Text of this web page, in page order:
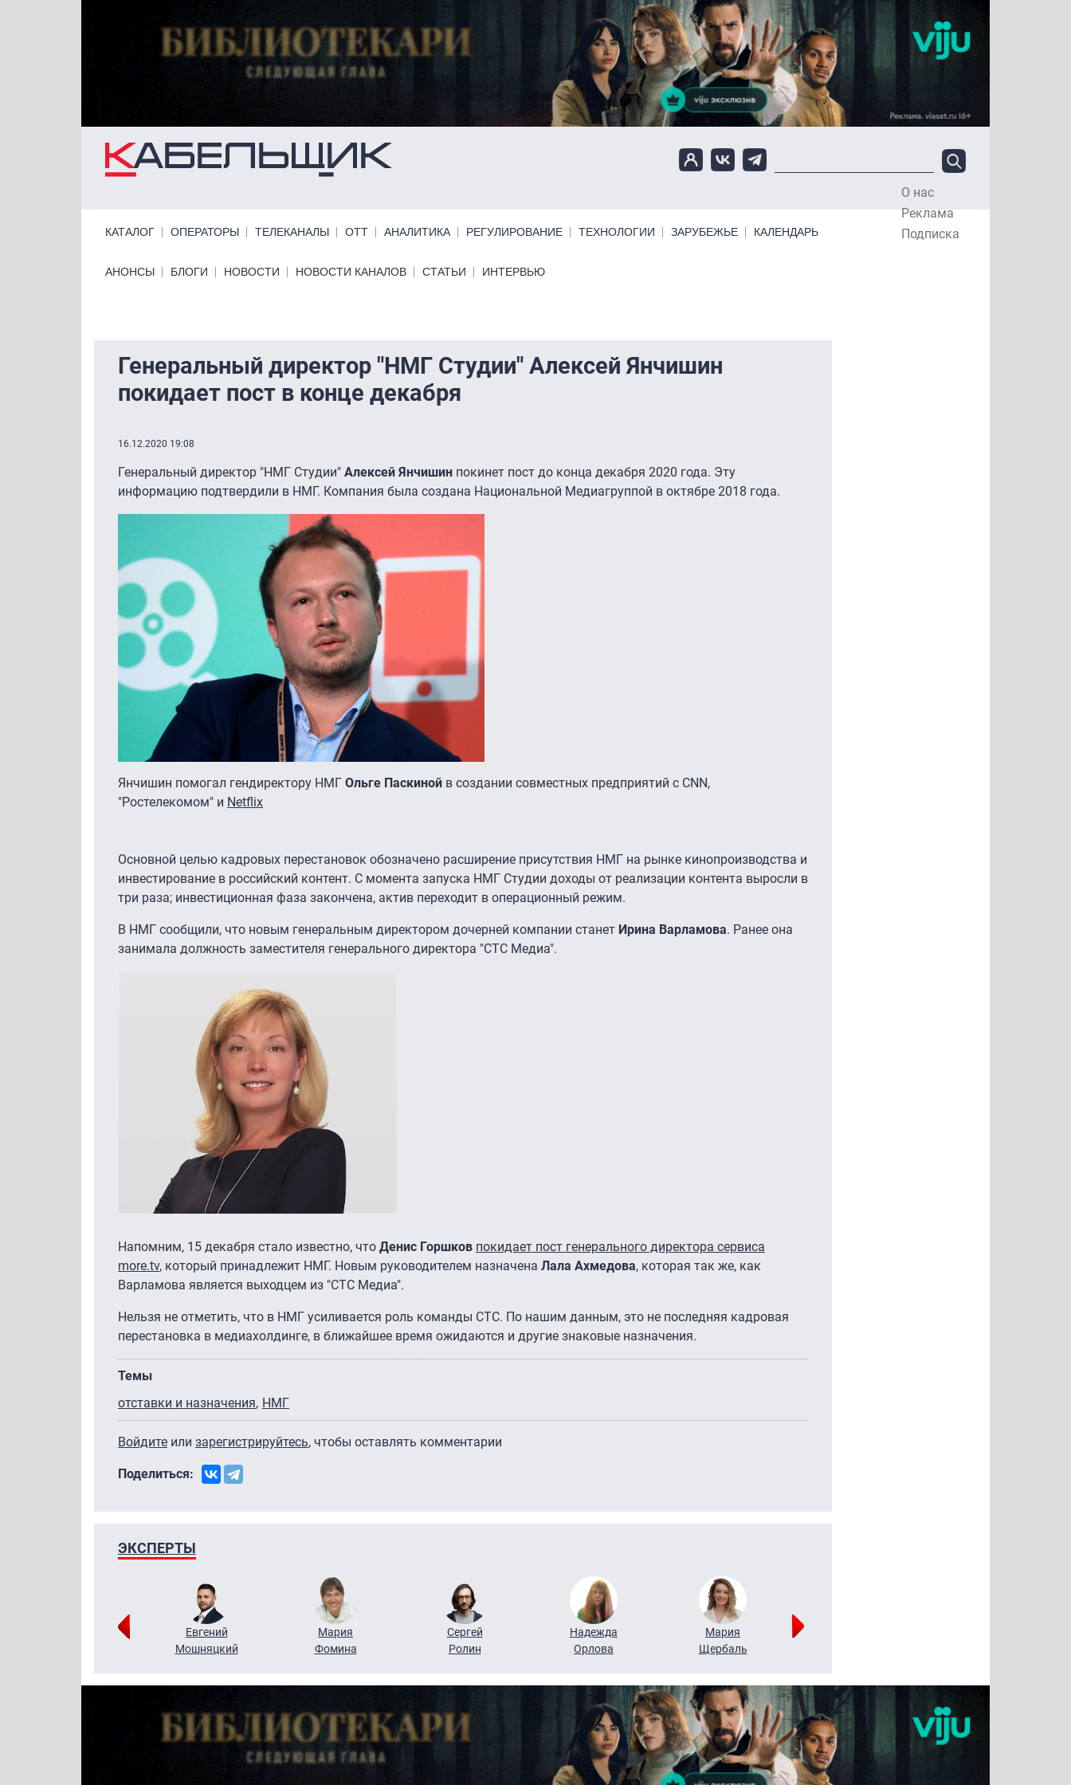
О нас
Реклама
Подписка
КАТАЛОГ ОПЕРАТОРЫ ТЕЛЕКАНАЛЫ ОТТ АНАЛИТИКА РЕГУЛИРОВАНИЕ ТЕХНОЛОГИИ ЗАРУБЕЖЬЕ КАЛЕНДАРЬ
Primary links bottom
АНОНСЫ БЛОГИ НОВОСТИ НОВОСТИ КАНАЛОВ СТАТЬИ ИНТЕРВЬЮ
Генеральный директор "НМГ Студии" Алексей Янчишин
покидает пост в конце декабря
16.12.2020 19:08
Генеральный директор "НМГ Студии" Алексей Янчишин покинет пост до конца декабря 2020 года. Эту
информацию подтвердили в НМГ. Компания была создана Национальной Медиагруппой в октябре 2018 года.
Янчишин помогал гендиректору НМГ Ольге Паскиной в создании совместных предприятий с CNN,
"Ростелекомом" и Netflix
Основной целью кадровых перестановок обозначено расширение присутствия НМГ на рынке кинопроизводства и
инвестирование в российский контент. С момента запуска НМГ Студии доходы от реализации контента выросли в
три раза; инвестиционная фаза закончена, актив переходит в операционный режим.
В НМГ сообщили, что новым генеральным директором дочерней компании станет Ирина Варламова. Ранее она
занимала должность заместителя генерального директора "СТС Медиа".
Напомним, 15 декабря стало известно, что Денис Горшков покидает пост генерального директора сервиса
more.tv, который принадлежит НМГ. Новым руководителем назначена Лала Ахмедова, которая так же, как
Варламова является выходцем из "СТС Медиа".
Нельзя не отметить, что в НМГ усиливается роль команды СТС. По нашим данным, это не последняя кадровая
перестановка в медиахолдинге, в ближайшее время ожидаются и другие знаковые назначения.
Темы
отставки и назначения НМГ
Войдите или зарегистрируйтесь, чтобы оставлять комментарии
Поделиться:
ЭКСПЕРТЫ
Евгений
Мошняцкий
Мария
Фомина
Сергей
Ролин
Надежда
Орлова
Мария
Щербаль